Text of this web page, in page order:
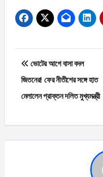
Post
navigation
ভোটের আগে বাসা বদল
জিতনের! ফের নীতীশের সঙ্গে হাত
মেলালেন প্রাক্তন দলিত মুখ্যমন্ত্রী